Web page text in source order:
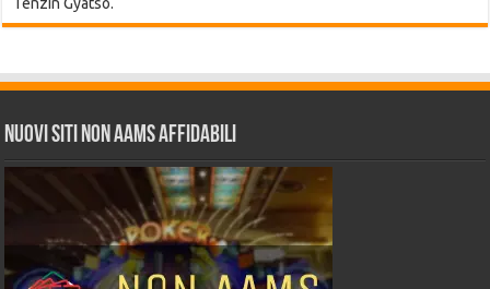
Tenzin Gyatso.
Nuovi siti non AAMS affidabili